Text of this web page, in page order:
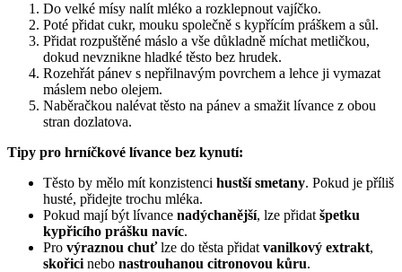
Do velké mísy nalít mléko a rozklepnout vajíčko.
Poté přidat cukr, mouku společně s kypřícím práškem a sůl.
Přidat rozpuštěné máslo a vše důkladně míchat metličkou,
dokud nevznikne hladké těsto bez hrudek.
Rozehřát pánev s nepřilnavým povrchem a lehce ji vymazat
máslem nebo olejem.
Naběračkou nalévat těsto na pánev a smažit lívance z obou
stran dozlatova.
Tipy pro hrníčkové lívance bez kynutí:
Těsto by mělo mít konzistenci hustší smetany. Pokud je příliš
husté, přidejte trochu mléka.
Pokud mají být lívance nadýchanější, lze přidat špetku
kypřicího prášku navíc.
Pro výraznou chuťlze do těsta přidat vanilkový extrakt,
skořici nebo nastrouhanou citronovou kůru.